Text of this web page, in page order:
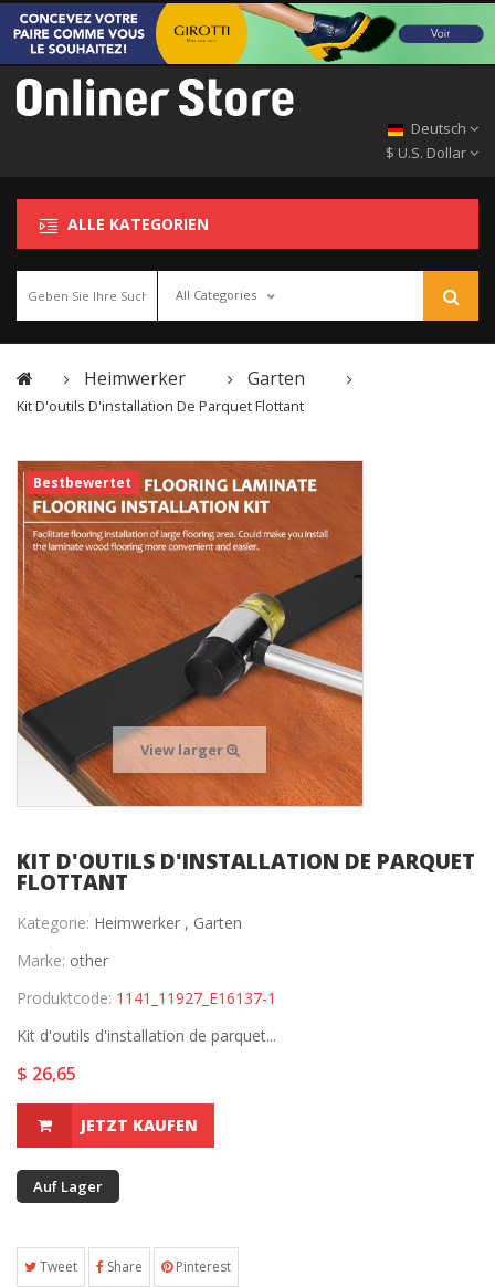
Deutsch
$ U.S. Dollar
ALLE KATEGORIEN
All Categories
Heimwerker Garten
Kit D'outils D'installation De Parquet Flottant
Bestbewertet
View larger
KIT D'OUTILS D'INSTALLATION DE PARQUET
FLOTTANT
Kategorie: Heimwerker , Garten
Marke: other
Produktcode: 1141_11927_E16137-1
Kit d'outils d'installation de parquet...
$ 26,65
JETZT KAUFEN
Auf Lager
Tweet Share Pinterest